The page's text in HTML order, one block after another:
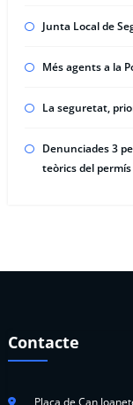
Junta Local de
Més agents a la
La seguretat,
Denunciades 3
teòrics del
Contacte
Plaça de Can